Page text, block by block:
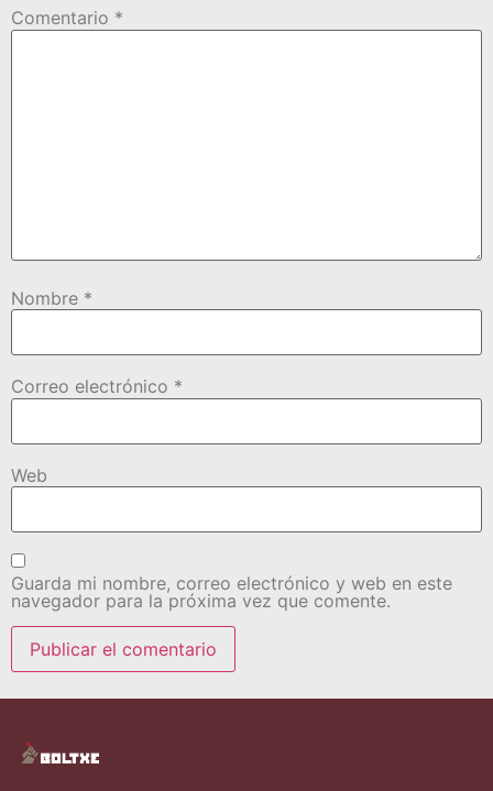
Comentario *
Nombre *
Correo electrónico *
Web
Guarda mi nombre, correo electrónico y web en este
navegador para la próxima vez que comente.